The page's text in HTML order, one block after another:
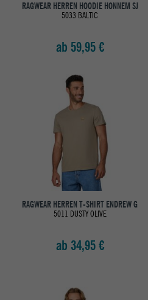
RAGWEAR HERREN HOODIE HONNEM SJ
5033 BALTIC
ab 59,95 €
RAGWEAR HERREN T-SHIRT ENDREW G
5011 DUSTY OLIVE
ab 34,95 €